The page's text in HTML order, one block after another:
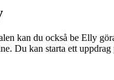
kan du också be Elly
Du kan starta ett